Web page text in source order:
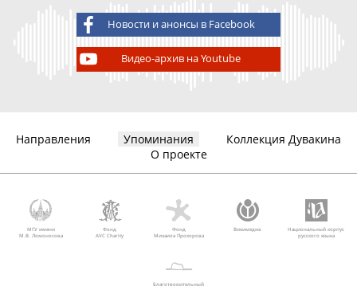
Новости и анонсы в Facebook
Видео-архив на Youtube
Направления Упоминания
Коллекция Дувакина
О проекте
МГУ имени
М.В. Ломоносова
Фонд
AVC Charity
Фонд
Михаила Прохорова
Викимедиа
Национальный корпус
русского языка
Благотворительный